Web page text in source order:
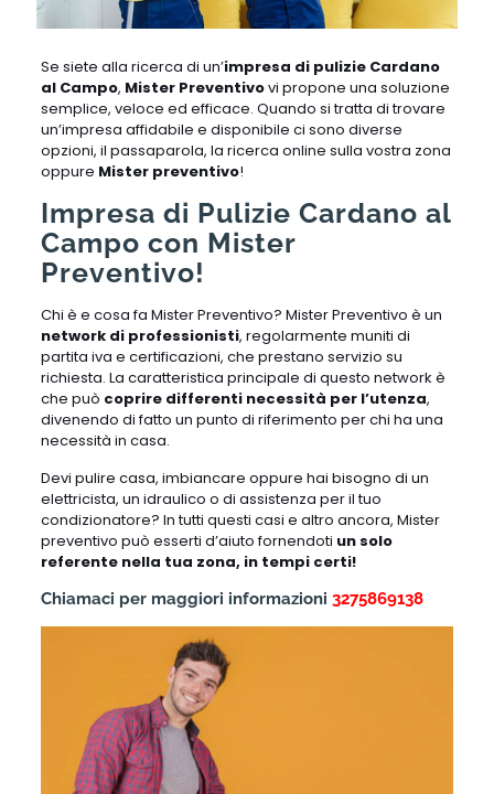
Se siete alla ricerca di un’impresa di pulizie Cardano
al Campo, Mister Preventivovi propone una soluzione
semplice, veloce ed efficace. Quando si tratta di trovare
un’impresa affidabile e disponibile ci sono diverse
opzioni, il passaparola, la ricerca online sulla vostra zona
oppure Mister preventivo!
Impresa di Pulizie Cardano al
Campo con Mister
Preventivo!
Chi è e cosa fa Mister Preventivo? Mister Preventivo è un
network di professionisti, regolarmente muniti di
partita iva e certificazioni, che prestano servizio su
richiesta. La caratteristica principale di questo network è
che può coprire differenti necessità per l’utenza,
divenendo di fatto un punto di riferimento per chi ha una
necessità in casa.
Devi pulire casa, imbiancare oppure hai bisogno di un
elettricista, un idraulico o di assistenza per il tuo
condizionatore? In tutti questi casi e altro ancora, Mister
preventivo può esserti d’aiuto fornendoti un solo
referente nella tua zona, in tempi certi!
Chiamaci per maggiori informazioni 3275869138